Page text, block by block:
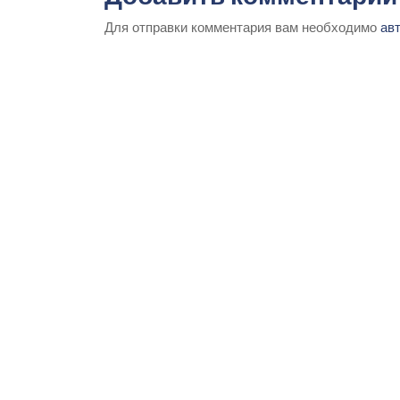
Для отправки комментария вам необходимо